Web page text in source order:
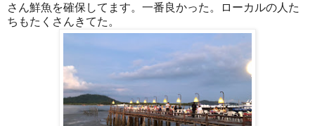
さん鮮魚を確保してます。一番良かった。ローカルの人た
ちもたくさんきてた。